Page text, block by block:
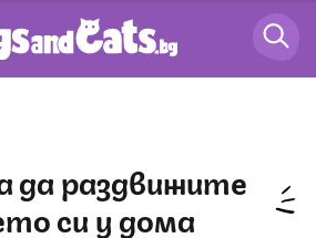
си у дома